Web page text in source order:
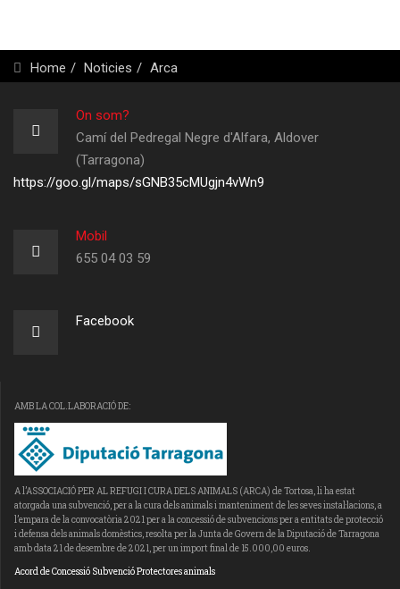
Home Noticies Arca
On som?
Camí del Pedregal Negre d'Alfara, Aldover
(Tarragona)
https://goo.gl/maps/sGNB35cMUgjn4vWn9
Mobil
655 04 03 59
Facebook
AMB LA COL.LABORACIÓ DE:
A l’ASSOCIACIÓ PER AL REFUGI I CURA DELS ANIMALS (ARCA) de Tortosa, li ha estat
atorgada una subvenció, per a la cura dels animals i manteniment de les seves instal·lacions, a
l’empara de la convocatòria 2021 per a la concessió de subvencions per a entitats de protecció
i defensa dels animals domèstics, resolta per la Junta de Govern de la Diputació de Tarragona
amb data 21 de desembre de 2021, per un import final de 15.000,00 euros.
Acord de Concessió Subvenció Protectores animals